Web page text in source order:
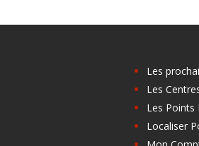
Les
Les
Les Points
Localiser